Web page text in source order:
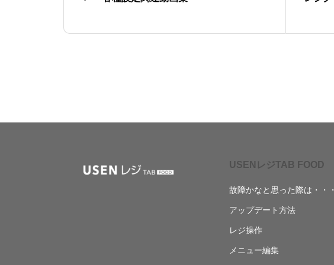
USENレジTAB FOOD
故障かなと思った際は・・・
アップデート方法
レジ操作
メニュー編集